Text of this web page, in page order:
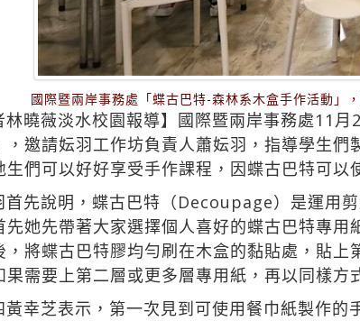
國際暨兩岸事務處「蝶古巴特-森林系木盒手作活動」
林曉薇淡水校園報導】國際暨兩岸事務處11
，邀請妘羽工作坊負責人蕭妘羽，指導學生
生們可以好好享受手作課程，因蝶古巴特可
首先說明，蝶古巴特（Decoupage）是運用
先她先帶著大家選擇個人喜好的蝶古巴特專
，將蝶古巴特膠均勻刷在木盒的黏貼處，貼
果需要上第二層或更多層專用紙，再以同樣
黃幸芝表示，第一次見到可使用餐巾紙製作